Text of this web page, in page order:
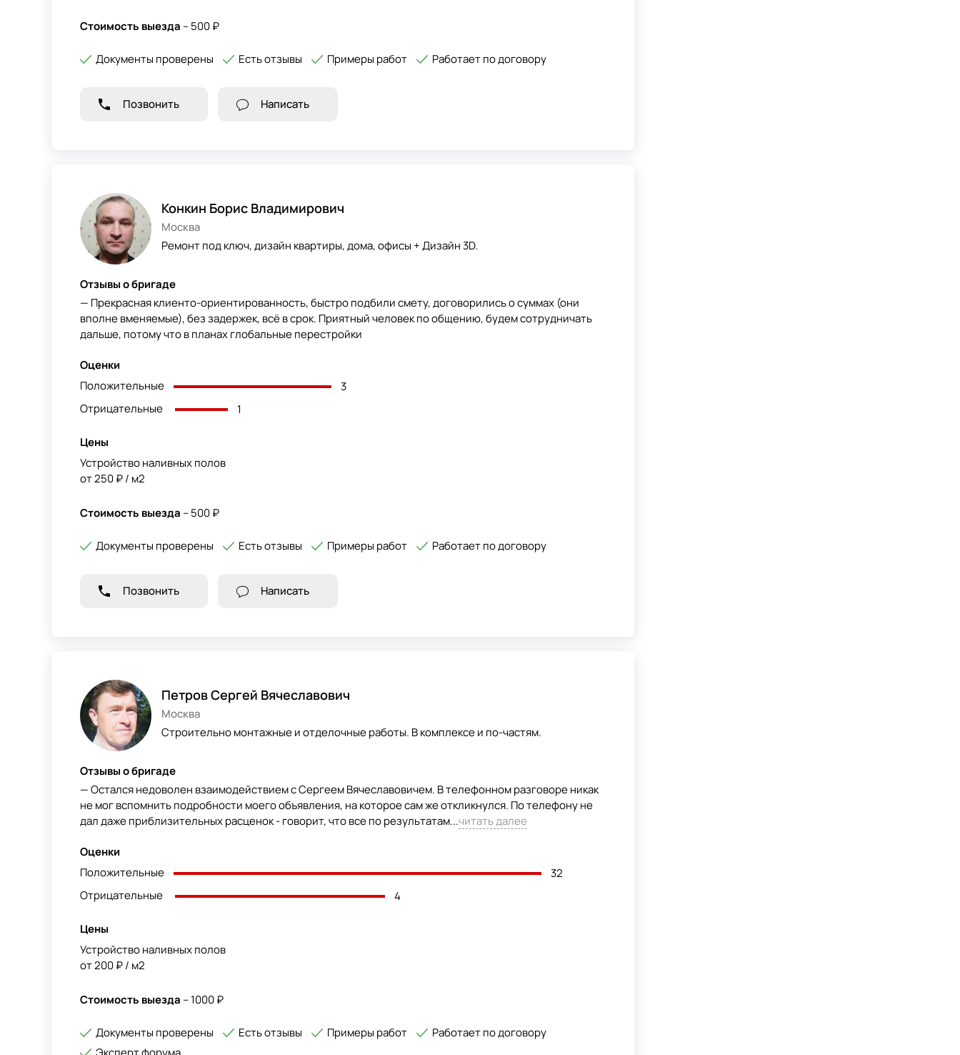
Стоимость выезда – 500 ₽
Документы проверены Есть отзывы Примеры работ Работает по договору
Позвонить Написать
Конкин Борис Владимирович
Москва
Ремонт под ключ, дизайн квартиры, дома, офисы + Дизайн 3D.
Отзывы о бригаде
— Прекрасная клиенто-ориентированность, быстро подбили смету, договорились о суммах (они
вполне вменяемые), без задержек, всё в срок. Приятный человек по общению, будем сотрудничать
дальше, потому что в планах глобальные перестройки
Оценки
Положительные
3
Отрицательные
1
Цены
Устройство наливных полов
от 250 ₽ / м2
Стоимость выезда – 500 ₽
Документы проверены Есть отзывы Примеры работ Работает по договору
Позвонить Написать
Петров Сергей Вячеславович
Москва
Строительно монтажные и отделочные работы. В комплексе и по-частям.
Отзывы о бригаде
— Остался недоволен взаимодействием с Сергеем Вячеславовичем. В телефонном разговоре никак
не мог вспомнить подробности моего объявления, на которое сам же откликнулся. По телефону не
дал даже приблизительных расценок - говорит, что все по результатам...читать далее
Оценки
Положительные
32
Отрицательные
4
Цены
Устройство наливных полов
от 200 ₽ / м2
Стоимость выезда – 1000 ₽
Документы проверены Есть отзывы Примеры работ
Работает по договору